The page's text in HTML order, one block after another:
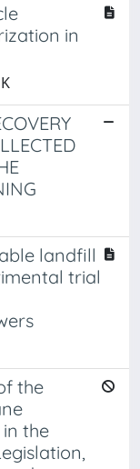
in
landfill
trial
the
the